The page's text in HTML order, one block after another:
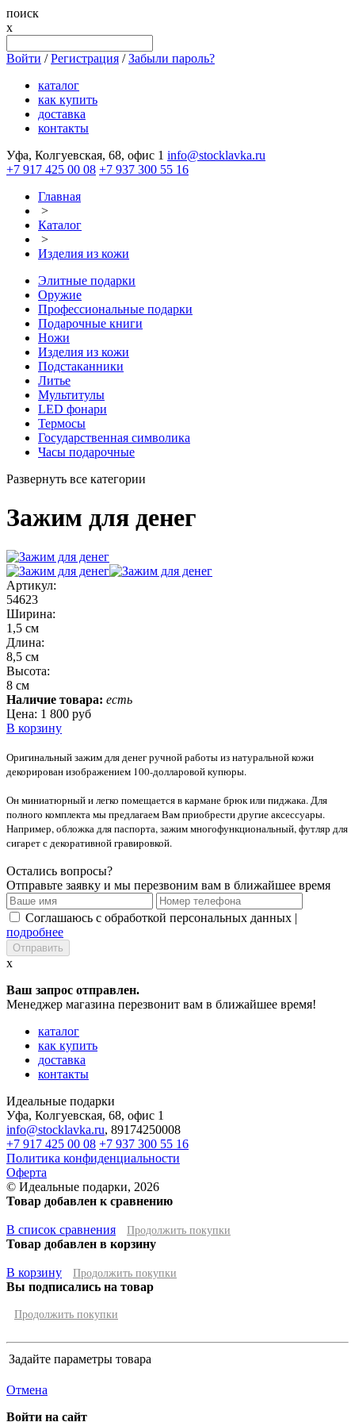
поиск
x
Войти / Регистрация / Забыли пароль?
каталог
как купить
доставка
контакты
Уфа, Колгуевская, 68, офис 1 info@stocklavka.ru
+7 917 425 00 08 +7 937 300 55 16
Главная
>
Каталог
>
Изделия из кожи
Элитные подарки
Оружие
Профессиональные подарки
Подарочные книги
Ножи
Изделия из кожи
Подстаканники
Литье
Мультитулы
LED фонари
Термосы
Государственная символика
Часы подарочные
Развернуть все категории
Зажим для денег
Артикул:
54623
Ширина:
1,5 см
Длина:
8,5 см
Высота:
8 см
Наличие товара: есть
Цена: 1 800 руб
В корзину
Оригинальный зажим для денег ручной работы из натуральной кожи
декорирован изображением 100-долларовой купюры.
Он миниатюрный и легко помещается в кармане брюк или пиджака. Для
полного комплекта мы предлагаем Вам приобрести другие аксессуары.
Например, обложка для паспорта, зажим многофункциональный, футляр для
сигарет с декоративной гравировкой.
Остались вопросы?
Отправьте заявку и мы перезвоним вам в ближайшее время
Соглашаюсь с обработкой персональных данных |
подробнее
x
Ваш запрос отправлен.
Менеджер магазина перезвонит вам в ближайшее время!
каталог
как купить
доставка
контакты
Идеальные подарки
Уфа, Колгуевская, 68, офис 1
info@stocklavka.ru, 89174250008
+7 917 425 00 08 +7 937 300 55 16
Политика конфиденциальности
Оферта
© Идеальные подарки, 2026
Товар добавлен к сравнению
В список сравнения Продолжить покупки
Товар добавлен в корзину
В корзину Продолжить покупки
Вы подписались на товар
Продолжить покупки
Задайте параметры товара
Отмена
Войти на сайт